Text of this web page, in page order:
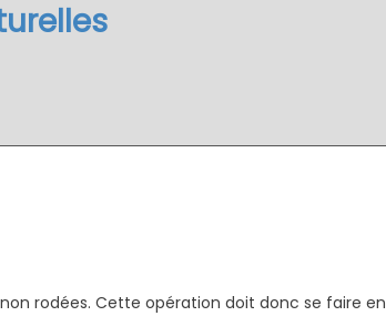
rodées. Cette opération doit donc se faire en